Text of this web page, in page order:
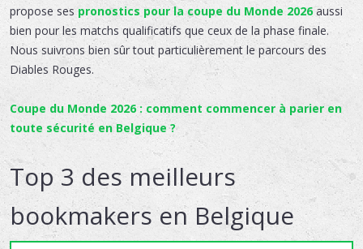
propose ses pronostics pour la coupe du Monde 2026 aussi
bien pour les matchs qualificatifs que ceux de la phase finale.
Nous suivrons bien sûr tout particulièrement le parcours des
Diables Rouges.
Coupe du Monde 2026 : comment commencer à parier en
toute sécurité en Belgique ?
Top 3 des meilleurs
bookmakers en Belgique